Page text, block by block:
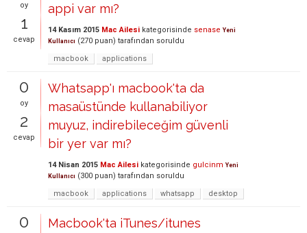
oy
1
cevap
appi var mı?
14 Kasım 2015 Mac Ailesi kategorisinde senase Yeni
Kullanıcı (270 puan) tarafından soruldu
macbook
applications
0
oy
2
cevap
Whatsapp'ı macbook'ta da
masaüstünde kullanabiliyor
muyuz, indirebileceğim güvenli
bir yer var mı?
14 Nisan 2015 Mac Ailesi kategorisinde gulcinm Yeni
Kullanıcı (300 puan) tarafından soruldu
macbook
applications whatsapp desktop
0
Macbook'ta iTunes/itunes